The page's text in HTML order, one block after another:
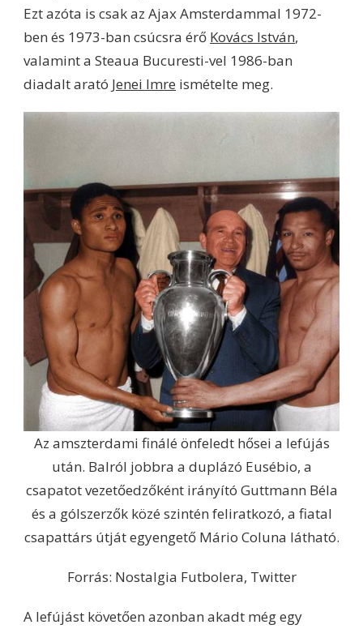
Ezt azóta is csak az Ajax Amsterdammal 1972-
ben és 1973-ban csúcsra érő Kovács István,
valamint a Steaua Bucuresti-vel 1986-ban
diadalt arató Jenei Imre ismételte meg.
Az amszterdami finálé önfeledt hősei a lefújás
után. Balról jobbra a duplázó Eusébio, a
csapatot vezetőedzőként irányító Guttmann Béla
és a gólszerzők közé szintén feliratkozó, a fiatal
csapattárs útját egyengető Mário Coluna látható.
Forrás: Nostalgia Futbolera, Twitter
A lefújást követően azonban akadt még egy